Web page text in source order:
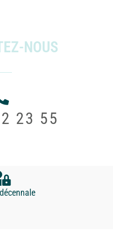
NOUS
23 55